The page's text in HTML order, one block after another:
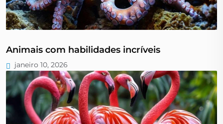
Animais com habilidades incríveis
janeiro 10, 2026